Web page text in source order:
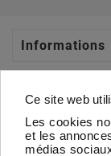
Informations
Votre Compte
Ce site web
Les cookies
et les
médias